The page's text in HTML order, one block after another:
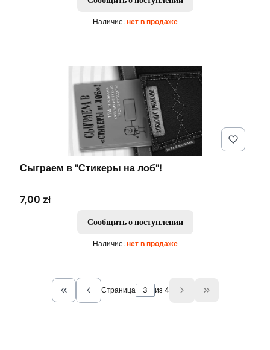
Наличие: нет в продаже
Сыграем в "Стикеры на лоб"!
Цена
7,00 zł
Сообщить о поступлении
Наличие: нет в продаже
Return to the first product page
Страница из 4 Go to the last